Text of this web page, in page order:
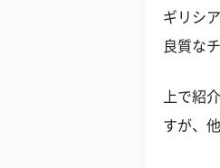
ギリシ
良質な
上で紹
すが、